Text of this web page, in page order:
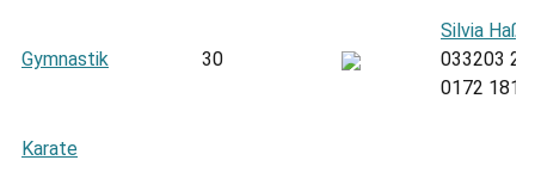
Gymnastik 30
Silvia Haß
033203
0172
Karate